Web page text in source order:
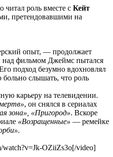
читал роль вместе с Кейт
претендовавшими на
опыт, — продолжает
фильмом Джеймс пытался
подход безумно вдохновлял
слышать, что роль
карьеру на телевидении.
, он снялся в сериалах
зона», «Пригород». Вскоре
«Возращенные» — ремейке
.
watch?v=Jk-OZiiZs3o[/video]